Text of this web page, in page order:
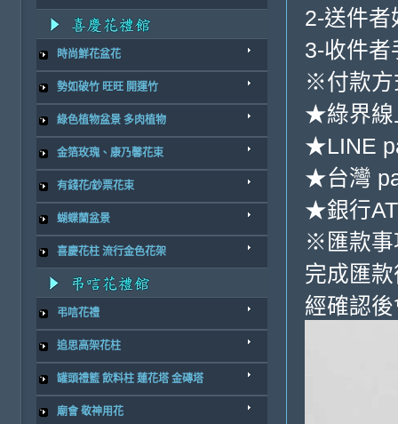
時尚鮮花盆花
勢如破竹 旺旺 開運竹
綠色植物盆景 多肉植物
金箔玫瑰、康乃馨花束
有錢花/鈔票花束
蝴蝶蘭盆景
喜慶花柱 流行金色花架
弔唁花禮
追思高架花柱
罐頭禮籃 飲料柱 蓮花塔 金磚塔
廟會 敬神用花
2-送件者
3-收件者
※付款方
★綠界線
★LINE
★台灣
★銀行
※匯款事
完成匯
經確認